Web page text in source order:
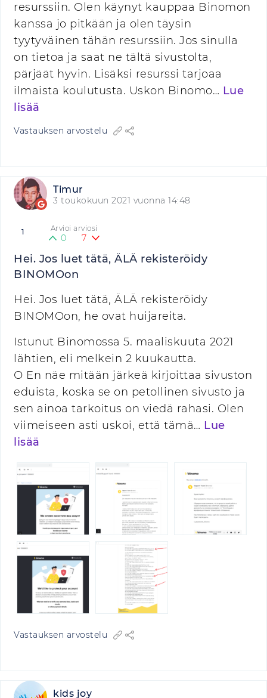
resurssiin. Olen käynyt kauppaa Binomon
kanssa jo pitkään ja olen täysin
tyytyväinen tähän resurssiin. Jos sinulla
on tietoa ja saat ne tältä sivustolta,
pärjäät hyvin. Lisäksi resurssi tarjoaa
ilmaista koulutusta. Uskon Binomo… Lue
lisää
Vastauksen arvostelu
Timur
3 toukokuun 2021 vuonna 14:48
1 Arvioi arviosi
0 7
Hei. Jos luet tätä, ÄLÄ rekisteröidy
BINOMOon
Hei. Jos luet tätä, ÄLÄ rekisteröidy
BINOMOon, he ovat huijareita.
Istunut Binomossa 5. maaliskuuta 2021
lähtien, eli melkein 2 kuukautta.
О En näe mitään järkeä kirjoittaa sivuston
eduista, koska se on petollinen sivusto ja
sen ainoa tarkoitus on viedä rahasi. Olen
viimeiseen asti uskoi, että tämä… Lue
lisää
Vastauksen arvostelu
kids joy